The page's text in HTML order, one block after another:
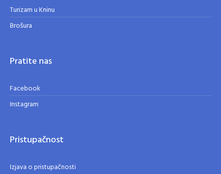
Turizam u Kninu
Brošura
Pratite nas
Facebook
Instagram
Pristupačnost
Izjava o pristupačnosti